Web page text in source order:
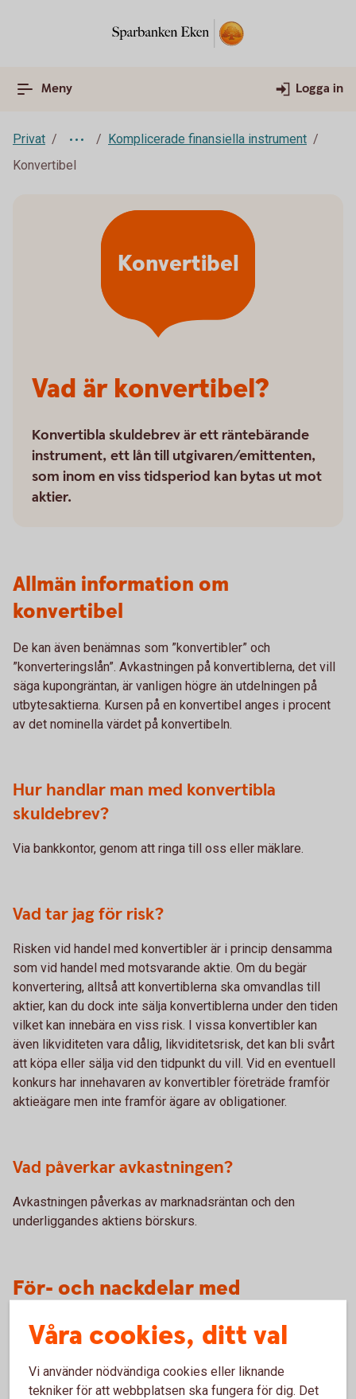
Meny Logga in
Privat
Komplicerade finansiella instrument
Konvertibel
Vad är konvertibel?
Konvertibla skuldebrev är ett räntebärande
instrument, ett lån till utgivaren/emittenten,
som inom en viss tidsperiod kan bytas ut mot
aktier.
Konvertibel
Allmän information om
konvertibel
De kan även benämnas som ”konvertibler” och
”konverteringslån”. Avkastningen på konvertiblerna, det vill
säga kupongräntan, är vanligen högre än utdelningen på
utbytesaktierna. Kursen på en konvertibel anges i procent
av det nominella värdet på konvertibeln.
Hur handlar man med konvertibla
skuldebrev?
Via bankkontor, genom att ringa till oss eller mäklare.
Vad tar jag för risk?
Risken vid handel med konvertibler är i princip densamma
som vid handel med motsvarande aktie. Om du begär
konvertering, alltså att konvertiblerna ska omvandlas till
aktier, kan du dock inte sälja konvertiblerna under den tiden
vilket kan innebära en viss risk. I vissa konvertibler kan
även likviditeten vara dålig, likviditetsrisk, det kan bli svårt
att köpa eller sälja vid den tidpunkt du vill. Vid en eventuell
konkurs har innehavaren av konvertibler företräde framför
aktieägare men inte framför ägare av obligationer.
Vad påverkar avkastningen?
Avkastningen påverkas av marknadsräntan och den
underliggandes aktiens börskurs.
För- och nackdelar med
konvertibel
Fördelar
Våra cookies, ditt val
Vi använder nödvändiga cookies eller liknande
tekniker för att webbplatsen ska fungera för dig. Det